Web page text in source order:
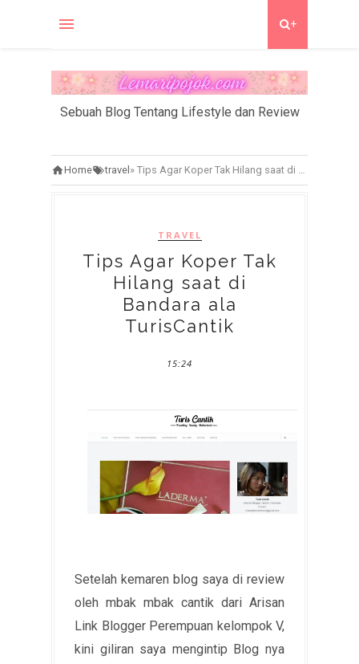
+
Sebuah Blog Tentang Lifestyle dan Review
Home travel » Tips Agar Koper Tak Hilang saat di Bandara ala TurisCantik
TRAVEL
Tips Agar Koper Tak
Hilang saat di
Bandara ala
TurisCantik
15:24
Setelah kemaren blog saya di review
oleh mbak mbak cantik dari Arisan
Link Blogger Perempuan kelompok V,
kini giliran saya mengintip Blog nya